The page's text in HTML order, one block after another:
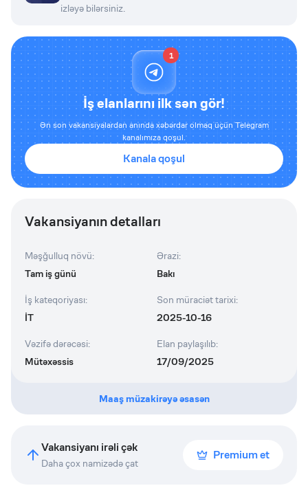
izləyə bilərsiniz.
1
İş elanlarını ilk sən gör!
Ən son vakansiyalardan anında xəbərdar olmaq üçün Telegram
kanalımıza qoşul.
Kanala qoşul
Vakansiyanın detalları
Məşğulluq növü:
Tam iş günü
Ərazi:
Bakı
İş kateqoriyası:
İT
Son müraciət tarixi:
2025-10-16
Vəzifə dərəcəsi:
Mütəxəssis
Elan paylaşılıb:
17/09/2025
Maaş müzakirəyə əsasən
Vakansiyanı irəli çək
Daha çox namizədə çat
Premium et